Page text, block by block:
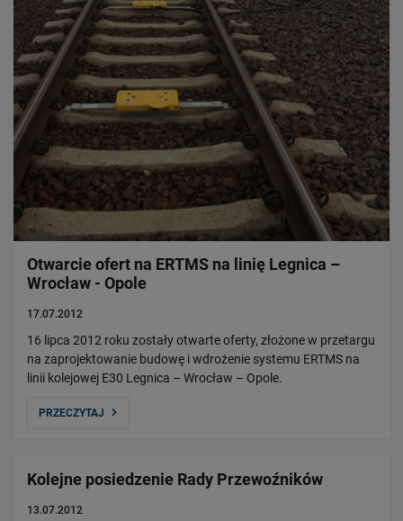
Otwarcie ofert na ERTMS na linię Legnica –
Wrocław - Opole
17.07.2012
16 lipca 2012 roku zostały otwarte oferty, złożone w przetargu
na zaprojektowanie budowę i wdrożenie systemu ERTMS na
linii kolejowej E30 Legnica – Wrocław – Opole.
PRZECZYTAJ
Kolejne posiedzenie Rady Przewoźników
13.07.2012